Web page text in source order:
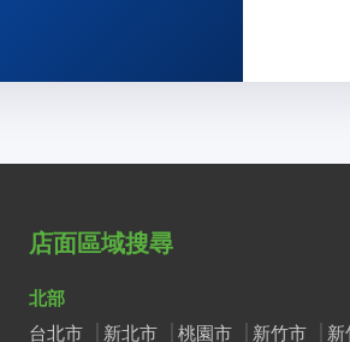
店面區域搜尋
北部
台北市
新北市 桃園市 新竹市